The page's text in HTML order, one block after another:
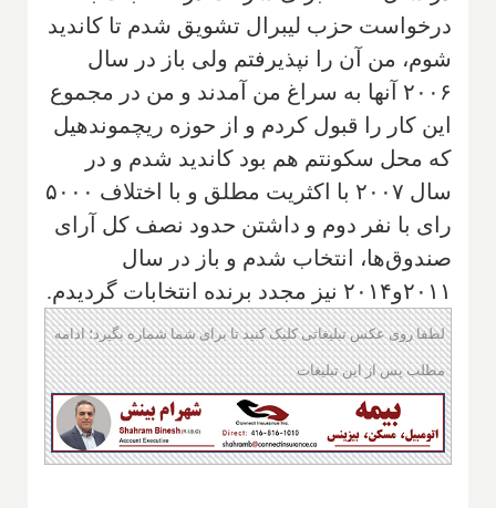
درخواست حزب لیبرال تشویق شدم تا کاندید
شوم، من آن را نپذیرفتم ولی باز در سال
۲۰۰۶ آنها به سراغ من آمدند و من در مجموع
این کار را قبول کردم و از حوزه ریچموند‌هیل
که محل سکونتم هم بود کاندید شدم و در
سال ۲۰۰۷ با اکثریت مطلق و با اختلاف ۵۰۰۰
رای با نفر دوم و داشتن حدود نصف کل آرای
صندوق‌ها، انتخاب شدم و باز در سال
۲۰۱۱و۲۰۱۴ نیز مجدد برنده انتخابات گردیدم.
لطفا روی عکس تبلیغاتی کلیک کنید تا برای شما شماره بگیرد؛ ادامه
مطلب پس از این تبلیغات